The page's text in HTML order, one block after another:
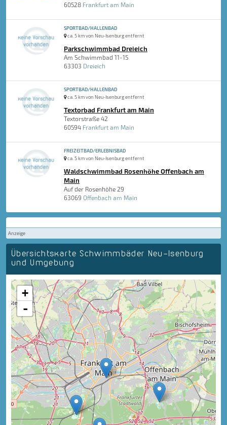
60528 Frankfurt am Main
SPORTBAD/HALLENBAD
ca. 5 km von Neu-Isenburg entfernt
Parkschwimmbad Dreieich
Am Schwimmbad 11-15
63303 Dreieich
SPORTBAD/HALLENBAD
ca. 5 km von Neu-Isenburg entfernt
Textorbad Frankfurt am Main
Textorstraße 42
60594 Frankfurt am Main
FREIZEITBAD/ERLEBNISBAD
ca. 5 km von Neu-Isenburg entfernt
Waldschwimmbad Rosenhöhe Offenbach am
Main
Auf der Rosenhöhe 29
63069 Offenbach am Main
Anzeige
Übersichtskarte Schwimmbäder Neu-Isenburg
und Umgebung
+
-